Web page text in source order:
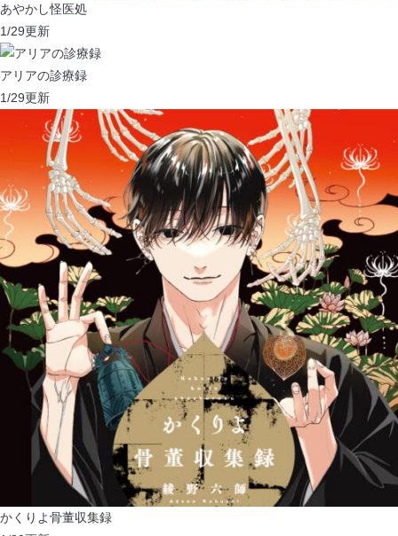
あやかし怪医処
1/29更新
アリアの診療録
1/29更新
かくりよ骨董収集録